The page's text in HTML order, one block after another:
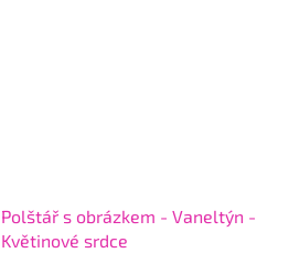
Polštář s obrázkem - Vaneltýn -
Květinové srdce